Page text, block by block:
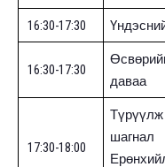
16:30-17:30
16:30-17:30
даваа
17:30-18:00